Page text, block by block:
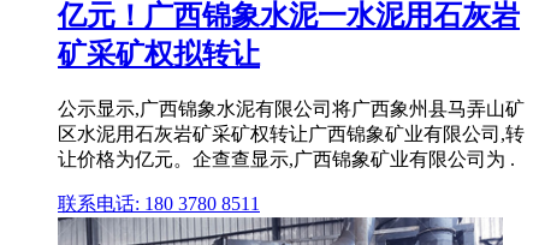
亿元！广西锦象水泥一水泥用石灰岩
矿采矿权拟转让
公示显示,广西锦象水泥有限公司将广西象州县马弄山矿
区水泥用石灰岩矿采矿权转让广西锦象矿业有限公司,转
让价格为亿元。企查查显示,广西锦象矿业有限公司为 .
联系电话: 180 3780 8511